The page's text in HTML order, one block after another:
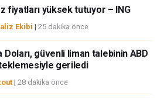
fiyatları yüksek tutuyor – ING
Ekibi | 25 dakika önce
Doları, güvenli liman talebinin ABD
geriledi
| 28 dakika önce